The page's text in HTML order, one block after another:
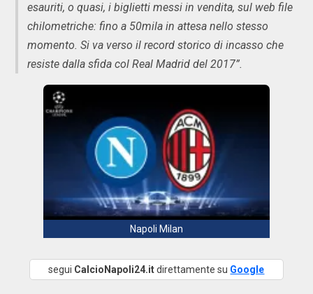
esauriti, o quasi, i biglietti messi in vendita, sul web file
chilometriche: fino a 50mila in attesa nello stesso
momento. Si va verso il record storico di incasso che
resiste dalla sfida col Real Madrid del 2017”.
Napoli Milan
segui CalcioNapoli24.itdirettamente su Google